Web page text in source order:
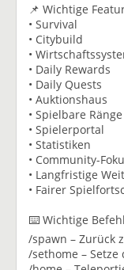
📌 Wichtige
• Survival
• Citybuild
•
• Daily Rewards
• Daily Quests
• Auktionshaus
• Spielbare Ränge
• Spielerportal
• Statistiken
• Community-
• Langfristige
• Fairer
⌨️ Wichtige
/spawn – Zurück
/sethome – Setze